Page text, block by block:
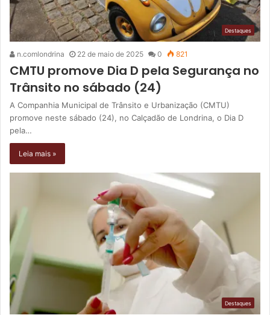
Destaques
n.comlondrina 22 de maio de 2025 0 821
CMTU promove Dia D pela Segurança no
Trânsito no sábado (24)
A Companhia Municipal de Trânsito e Urbanização (CMTU)
promove neste sábado (24), no Calçadão de Londrina, o Dia D
pela…
Leia mais »
Destaques